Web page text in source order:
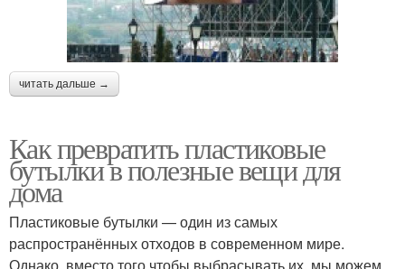
читать дальше →
Как превратить пластиковые
бутылки в полезные вещи для
дома
Пластиковые бутылки — один из самых
распространённых отходов в современном мире.
Однако, вместо того чтобы выбрасывать их, мы можем